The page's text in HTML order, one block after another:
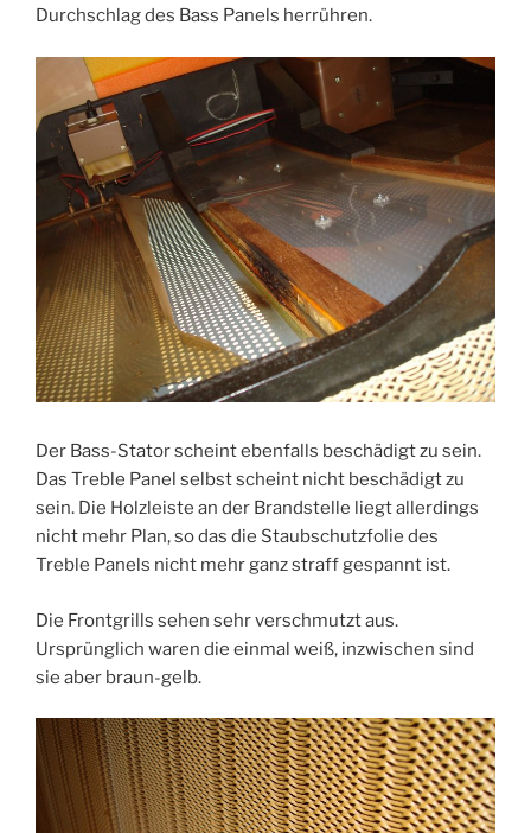
Durchschlag des Bass Panels herrühren.
Der Bass-Stator scheint ebenfalls beschädigt zu sein.
Das Treble Panel selbst scheint nicht beschädigt zu
sein. Die Holzleiste an der Brandstelle liegt allerdings
nicht mehr Plan, so das die Staubschutzfolie des
Treble Panels nicht mehr ganz straff gespannt ist.
Die Frontgrills sehen sehr verschmutzt aus.
Ursprünglich waren die einmal weiß, inzwischen sind
sie aber braun-gelb.